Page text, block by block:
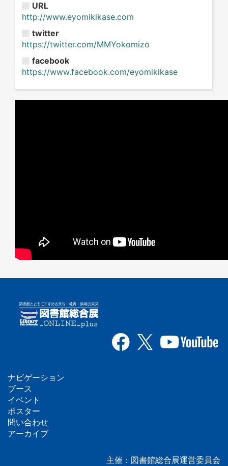
URL
http://www.eyomikikase.com
twitter
https://twitter.com/MMYokomizo
facebook
https://www.facebook.com/eyomikikase
フ
ッ
タ
ナビゲーション
ブース
イベント
ポスター
問い合わせ
アーカイブ
主催：図書館総合展運営委員会